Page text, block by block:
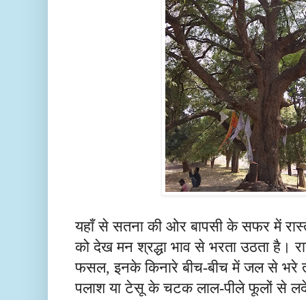
यहाँ से सतना की ओर बापसी के सफर में
को देख मन श्रद्धा भाव से भरता उठता है।
फसल, इनके किनारे बीच-बीच में जल से भरे
पलाश या टेसू के चटक लाल-पीले फूलों से